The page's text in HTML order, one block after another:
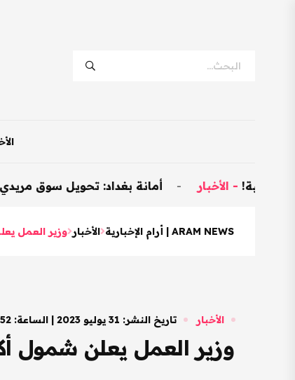
أمانة بغداد: تحويل سوق مريدي إلى نموذجي وتخصيص -
ARAM NEWS | أرام الإخبارية الأخبار وزير العمل يعلن شمول أكثر
الأخبار تاريخ النشر: 31 يوليو 2023 | الساعة: 11:52 صباحًا
وزير العمل يعلن شمول أكثر من 24 ألف أسرة